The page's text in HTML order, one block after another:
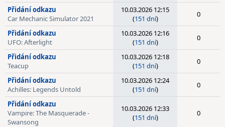
Přidání odkazu
Car Mechanic Simulator 2021
10.03.2026 12:15
(151 dní) 0
Přidání odkazu
UFO: Afterlight
10.03.2026 12:16
(151 dní) 0
Přidání odkazu
Teacup
10.03.2026 12:18
(151 dní) 0
Přidání odkazu
Achilles: Legends Untold
10.03.2026 12:24
(151 dní) 0
Přidání odkazu
Vampire: The Masquerade -
Swansong
10.03.2026 12:33
(151 dní) 0